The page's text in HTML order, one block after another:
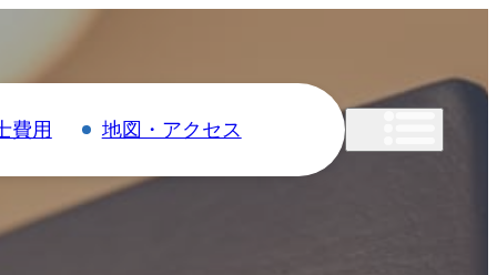
費用 地図・アクセス